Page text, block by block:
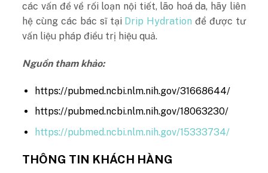
các vấn đề về rối loạn nội tiết, lão hoá da, hãy liên
hệ cùng các bác sĩ tại Drip Hydration để được tư
vấn liệu pháp điều trị hiệu quả.
Nguồn tham khảo:
https://pubmed.ncbi.nlm.nih.gov/31668644/
https://pubmed.ncbi.nlm.nih.gov/18063230/
https://pubmed.ncbi.nlm.nih.gov/15333734/
THÔNG TIN KHÁCH HÀNG